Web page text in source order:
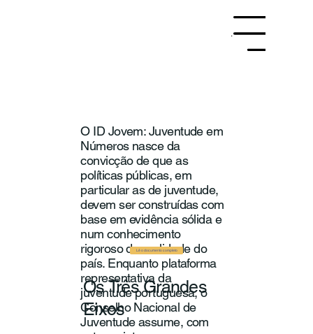
Menu
​O ID Jovem: Juventude em
Números nasce da
convicção de que as
políticas públicas, em
particular as de juventude,
devem ser construídas com
base em evidência sólida e
num conhecimento
rigoroso da realidade do
país. Enquanto plataforma
representativa da
juventude portuguesa, o
Conselho Nacional de
Juventude assume, com
Lê o documento completo
Os Três Grandes
Eixos